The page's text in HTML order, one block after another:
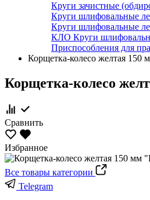
Круги зачистные
Круги шлифовальные
Круги шлифовальные
КЛО Круги
Приспособления для
Корщетка-колесо желтая 150
Корщетка-колесо
Сравнить
Избранное
Все товары категории
Telegram